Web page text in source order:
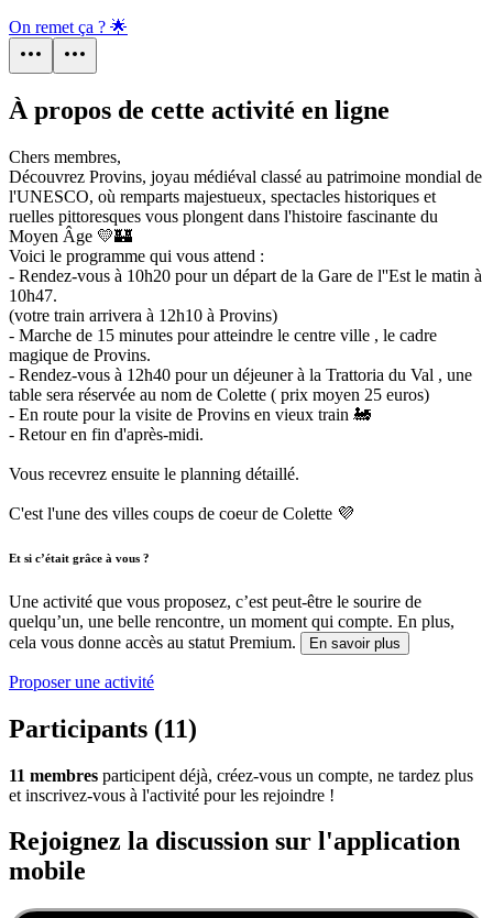
On remet ça ? 🌟
À propos de cette activité en ligne
Chers membres,
Découvrez Provins, joyau médiéval classé au patrimoine mondial de
l'UNESCO, où remparts majestueux, spectacles historiques et
ruelles pittoresques vous plongent dans l'histoire fascinante du
Moyen Âge 💛🏰
Voici le programme qui vous attend :
- Rendez-vous à 10h20 pour un départ de la Gare de l''Est le matin à
10h47.
(votre train arrivera à 12h10 à Provins)
- Marche de 15 minutes pour atteindre le centre ville , le cadre
magique de Provins.
- Rendez-vous à 12h40 pour un déjeuner à la Trattoria du Val , une
table sera réservée au nom de Colette ( prix moyen 25 euros)
- En route pour la visite de Provins en vieux train 🚂
- Retour en fin d'après-midi.
Vous recevrez ensuite le planning détaillé.
C'est l'une des villes coups de coeur de Colette 💜
Et si c’était grâce à vous ?
Une activité que vous proposez, c’est peut-être le sourire de
quelqu’un, une belle rencontre, un moment qui compte. En plus,
cela vous donne accès au statut Premium.
En savoir plus
Proposer une activité
Participants (11)
11 membres participent déjà, créez-vous un compte, ne tardez plus
et inscrivez-vous à l'activité pour les rejoindre !
Rejoignez la discussion sur l'application
mobile